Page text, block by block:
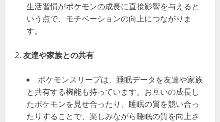
生活習慣がポケモンの成長に直接影響を与えると
いう点で、モチベーションの向上につながりま
す。
友達や家族との共有
ポケモンスリープは、睡眠データを友達や家族
と共有する機能も持っています。お互いの成長し
たポケモンを見せ合ったり、睡眠の質を競い合っ
たりすることで、楽しみながら睡眠の質を向上さ